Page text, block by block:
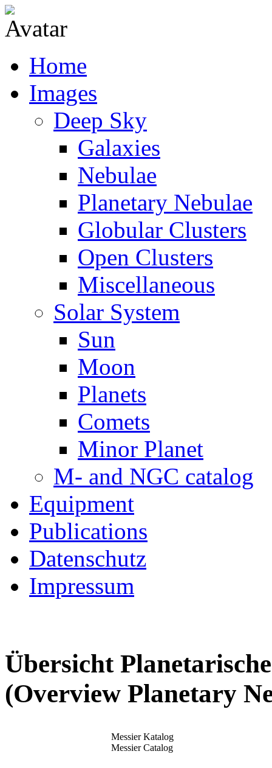
Home
Images
Deep Sky
Galaxies
Nebulae
Planetary Nebulae
Globular Clusters
Open Clusters
Miscellaneous
Solar System
Sun
Moon
Planets
Comets
Minor Planet
M- and NGC catalog
Equipment
Publications
Datenschutz
Impressum
Übersicht
(Overview Planetary
Messier Katalog
Messier Catalog